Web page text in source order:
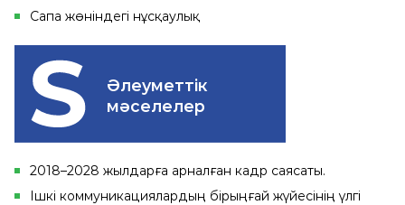
Сапа жөніндегі нұсқаулық
Әлеуметтік
мәселелер
2018–2028 жылдарға арналған кадр саясаты.
Ішкі коммуникациялардың бірыңғай жүйесінің үлгі